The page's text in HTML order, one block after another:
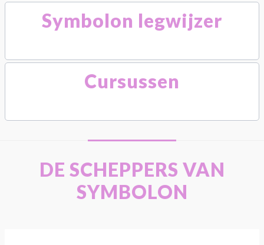
Symbolon legwijzer
Cursussen
DE SCHEPPERS VAN
SYMBOLON